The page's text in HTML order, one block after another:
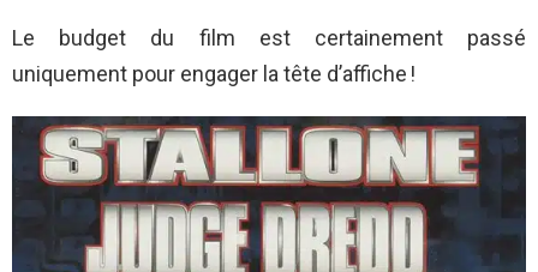
Le budget du film est certainement passé
uniquement pour engager la tête d’affiche !